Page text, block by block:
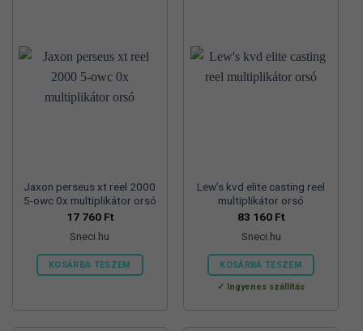
Jaxon perseus xt reel 2000
5-owc 0x multiplikátor orsó
17 760 Ft
Sneci.hu
KOSÁRBA TESZEM
Lew’s kvd elite casting reel
multiplikátor orsó
83 160 Ft
Sneci.hu
KOSÁRBA TESZEM
Ingyenes szállítás